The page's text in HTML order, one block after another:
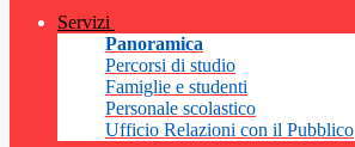
Servizi
Panoramica
Percorsi di studio
Famiglie e studenti
Personale scolastico
Ufficio Relazioni con il Pubblico